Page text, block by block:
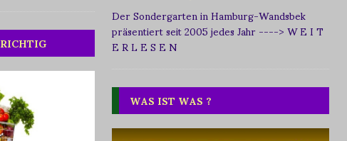
Der Sondergarten in Hamburg-Wandsbek
präsentiert seit 2005 jedes Jahr----> W E I T
E R L E S E N
WAS IST WAS ?